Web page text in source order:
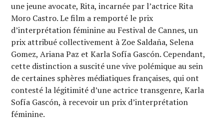
une jeune avocate, Rita, incarnée par l’actrice Rita
Moro Castro. Le film a remporté le prix
d’interprétation féminine au Festival de Cannes, un
prix attribué collectivement à Zoe Saldaña, Selena
Gomez, Ariana Paz et Karla Sofía Gascón. Cependant,
cette distinction a suscité une vive polémique au sein
de certaines sphères médiatiques françaises, qui ont
contesté la légitimité d’une actrice transgenre, Karla
Sofía Gascón, à recevoir un prix d’interprétation
féminine.